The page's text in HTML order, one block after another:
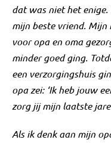
dat was niet het
mijn beste vriend. Mijn
voor opa en oma
minder goed ging.
een verzorgingshuis
opa zei: ‘Ik heb jouw
zorg jij mijn laatste
Als ik denk aan mijn